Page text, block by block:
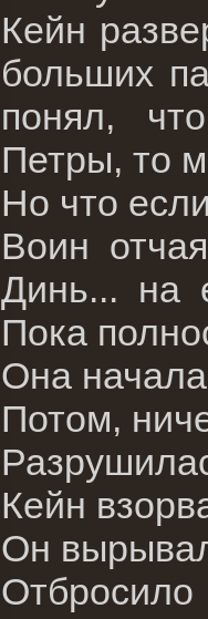
Кейн
больших
понял,
Петры, то
Но что
Воин
Динь... на
Пока
Она начала
Потом,
Кейн
Он